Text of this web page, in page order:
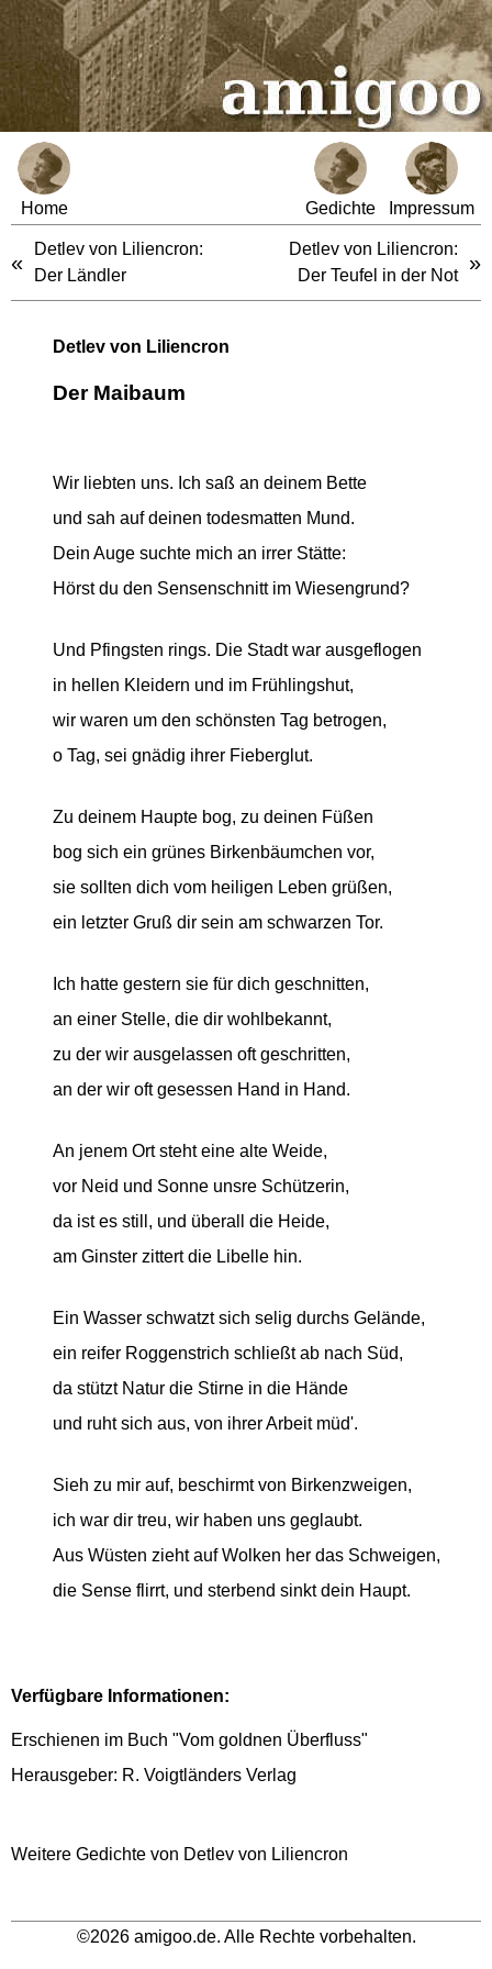
Home Gedichte Impressum
«
Detlev von Liliencron:
Der Ländler
Detlev von Liliencron:
Der Teufel in der Not
»
Detlev von Liliencron
Der Maibaum
Wir liebten uns. Ich saß an deinem Bette
und sah auf deinen todesmatten Mund.
Dein Auge suchte mich an irrer Stätte:
Hörst du den Sensenschnitt im Wiesengrund?
Und Pfingsten rings. Die Stadt war ausgeflogen
in hellen Kleidern und im Frühlingshut,
wir waren um den schönsten Tag betrogen,
o Tag, sei gnädig ihrer Fieberglut.
Zu deinem Haupte bog, zu deinen Füßen
bog sich ein grünes Birkenbäumchen vor,
sie sollten dich vom heiligen Leben grüßen,
ein letzter Gruß dir sein am schwarzen Tor.
Ich hatte gestern sie für dich geschnitten,
an einer Stelle, die dir wohlbekannt,
zu der wir ausgelassen oft geschritten,
an der wir oft gesessen Hand in Hand.
An jenem Ort steht eine alte Weide,
vor Neid und Sonne unsre Schützerin,
da ist es still, und überall die Heide,
am Ginster zittert die Libelle hin.
Ein Wasser schwatzt sich selig durchs Gelände,
ein reifer Roggenstrich schließt ab nach Süd,
da stützt Natur die Stirne in die Hände
und ruht sich aus, von ihrer Arbeit müd'.
Sieh zu mir auf, beschirmt von Birkenzweigen,
ich war dir treu, wir haben uns geglaubt.
Aus Wüsten zieht auf Wolken her das Schweigen,
die Sense flirrt, und sterbend sinkt dein Haupt.
Verfügbare Informationen:
Erschienen im Buch "Vom goldnen Überfluss"
Herausgeber: R. Voigtländers Verlag
Weitere Gedichte von Detlev von Liliencron
©2026 amigoo.de. Alle Rechte vorbehalten.